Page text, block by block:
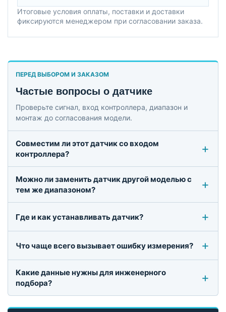
Итоговые условия оплаты, поставки и доставки
фиксируются менеджером при согласовании заказа.
ПЕРЕД ВЫБОРОМ И ЗАКАЗОМ
Частые вопросы о датчике
Проверьте сигнал, вход контроллера, диапазон и
монтаж до согласования модели.
Совместим ли этот датчик со входом
контроллера?
Можно ли заменить датчик другой моделью с
тем же диапазоном?
Где и как устанавливать датчик?
Что чаще всего вызывает ошибку измерения?
Какие данные нужны для инженерного
подбора?